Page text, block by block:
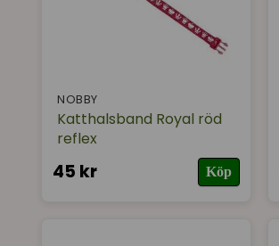
NOBBY
Katthalsband Royal röd
reflex
45 kr Köp